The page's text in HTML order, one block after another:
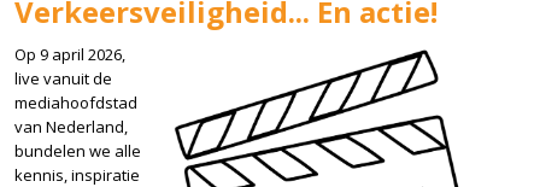
Verkeersveiligheid... En actie!
Op 9 april 2026,
live vanuit de
mediahoofdstad
van Nederland,
bundelen we alle
kennis, inspiratie